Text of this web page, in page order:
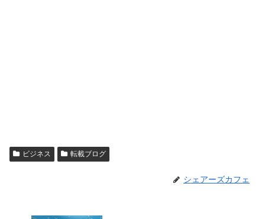
ビジネス 転載ブログ
シェアーズカフェ